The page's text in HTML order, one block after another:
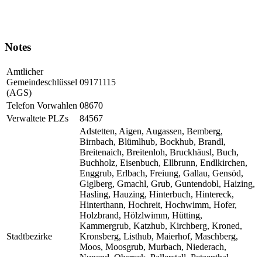
Notes
Amtlicher
Gemeindeschlüssel
(AGS)
09171115
Telefon Vorwahlen 08670
Verwaltete PLZs
84567
Stadtbezirke
Adstetten, Aigen, Augassen, Bemberg,
Birnbach, Blümlhub, Bockhub, Brandl,
Breitenaich, Breitenloh, Bruckhäusl, Buch,
Buchholz, Eisenbuch, Ellbrunn, Endlkirchen,
Enggrub, Erlbach, Freiung, Gallau, Gensöd,
Giglberg, Gmachl, Grub, Guntendobl, Haizing,
Hasling, Hauzing, Hinterbuch, Hintereck,
Hinterthann, Hochreit, Hochwimm, Hofer,
Holzbrand, Hölzlwimm, Hütting,
Kammergrub, Katzhub, Kirchberg, Kroned,
Kronsberg, Listhub, Maierhof, Maschberg,
Moos, Moosgrub, Murbach, Niederach,